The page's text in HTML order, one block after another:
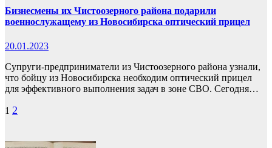
Бизнесмены их Чистоозерного района подарили
военнослужащему из Новосибирска оптический прицел
20.01.2023
Супруги-предприниматели из Чистоозерного района узнали,
что бойцу из Новосибирска необходим оптический прицел
для эффективного выполнения задач в зоне СВО. Сегодня…
Пагинация
1 2